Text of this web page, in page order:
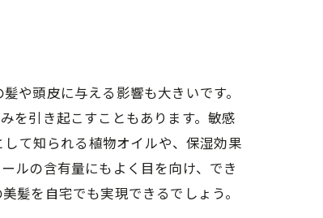
や頭皮に与える影響も大きいです。
を引き起こすこともあります。敏感
て知られる植物オイルや、保湿効果
ルの含有量にもよく目を向け、でき
髪を自宅でも実現できるでしょう。